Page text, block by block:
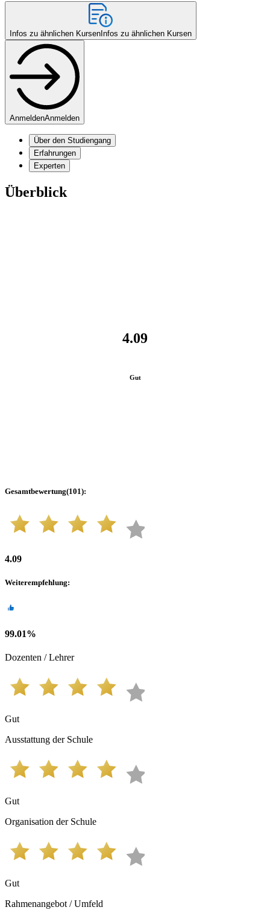
Infos zu ähnlichen Kursen Infos zu ähnlichen Kursen
AnmeldenAnmelden
Über den Studiengang
Erfahrungen
Experten
Überblick
4.09
Gut
Gesamtbewertung(101):
4.09
Weiterempfehlung:
99.01%
Dozenten / Lehrer
Gut
Ausstattung der Schule
Gut
Organisation der Schule
Gut
Rahmenangebot / Umfeld